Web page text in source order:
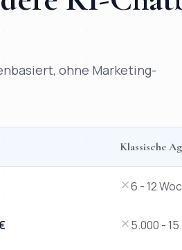
ohne Marketing-
Klassische
6 - 12
5.000 -